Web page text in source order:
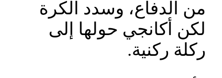
من الدفاع، وسدد الكرة
لكن أكانجي حولها إلى
ركلة ركنية.